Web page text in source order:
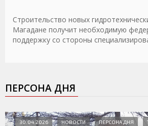
Строительство новых
Магадане получит необходимую
поддержку со стороны
ПЕРСОНА ДНЯ
30.04.2026 НОВОСТИ ПЕРСОНА ДНЯ